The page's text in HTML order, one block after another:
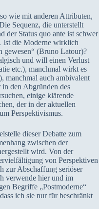
wie mit anderen Attributen,
Sequenz, die unterstellt
der Status quo ante ist schwer
Ist die Moderne wirklich
gewesen“ (Bruno Latour)?
und will einen Verlust
etc.), manchmal wirkt es
manchmal auch ambivalent
in den Abgründen des
einige klärende
der in der aktuellen
Perspektivismus.
dieser Debatte zum
zwischen der
wird. Von der
von Perspektiven
zur Abschaffung seriöser
verwende hier und im
Begriffe „Postmoderne“
ich sie nur für beschränkt